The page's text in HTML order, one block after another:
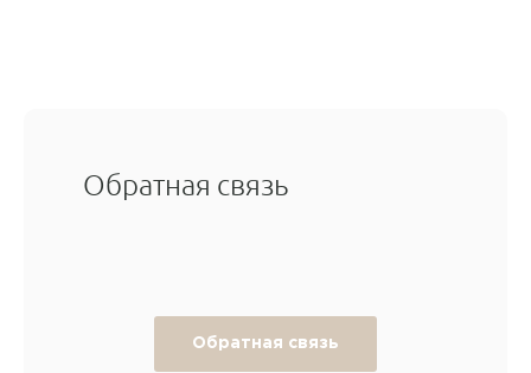
Обратная связь
Обратная связь